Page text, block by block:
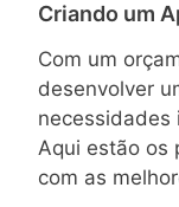
Criando um
Com um
desenvolver
necessidades
Aqui estão os
com as